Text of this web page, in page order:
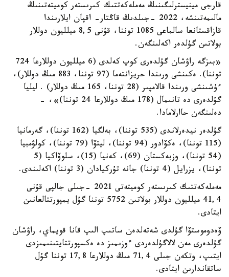
قارجى مينيسترلىگىنىڭ مەملەكەتتىك كىرىستەر كوميتەتىنىڭ
مالىمەتىنشە، 2022 -جىلدىڭ قاڭتار- اقپان ايلارىندا
قازاقستانعا سالماعى 1085 توننا، قۇنى 8,5 ميلليون دوللار
بولاتىن گۇلدەر اكەلىنگەن.
«بىزگە راۋشان گۇلدەرى كوپ كەلدى (6 ميلليون دوللارعا 724
توننا). ەكىنشى ورىندا حريزانتەما (97 توننا، 883 مىڭ دوللار)،
ءۇشىنشى ورىندا قالامپىر (28 توننا، 165 مىڭ دوللار) . ليليا
گۇلدەرى دە تانىمال (178 مىڭ دوللارعا 24 توننا)»، -
دەلىنگەن حاارلامادا.
گۇلدەر نيدەرلاندى (535 توننا)، بەلگيا (162 توننا)، گەرمانيا
(115 توننا)، ەكۆادور (94 توننا)، ليتۆا (79 توننا)، كولۋمبيا
(54 توننا)، وزبەكستان (69)، كەنيا (15)، سلوۆاكيا (5
توننا)، يزرايل (4 توننا) جانە تۇركيادان (3 توننا) اكەلىندى.
مەملەكەتتىك كىرىستەر كوميتەتى 2021 -جىلى جالپى قۇنى
41,4 ميلليون دوللار بولاتىن 5752 توننا گۇل يمپورتتالعانىن
ايتادى.
ۆەدوموستۆا گۇلدى شەتەلدەن ساتىپ الىپ قانا قويماي، راۋشان
گۇلدەرى مەن لالاگۇلدەردى ءوزىمىز دە ەكسپورتتايتىنىمىزدى
ايتىپ، وتكەن جىلى 71,4 مىڭ دوللارعا 17,8 توننا گۇل
ساتقاندارىن ايتادى.